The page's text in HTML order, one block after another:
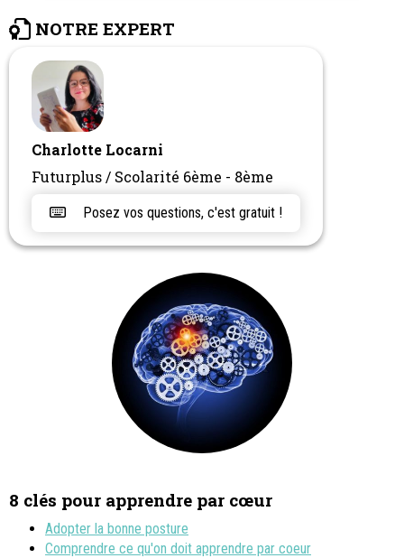
NOTRE EXPERT
Charlotte Locarni
Futurplus / Scolarité 6ème - 8ème
Posez vos questions, c'est gratuit !
8 clés pour apprendre par cœur
Adopter la bonne posture
Comprendre ce qu'on doit apprendre par coeur